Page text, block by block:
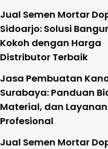
Jual Semen Mortar
Sidoarjo: Solusi
Kokoh dengan Harga
Distributor Terbaik
Jasa Pembuatan
Surabaya: Panduan
Material, dan Layanan
Profesional
Jual Semen Mortar